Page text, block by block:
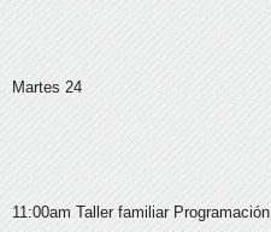
Martes 24
11:00am Taller familiar